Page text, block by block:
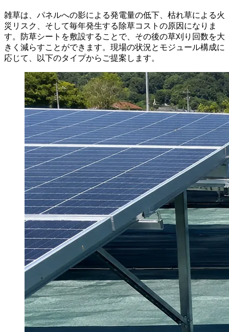
雑草は、パネルへの影による発電量の低下、枯れ草による火
災リスク、そして毎年発生する除草コストの原因になりま
す。防草シートを敷設することで、その後の草刈り回数を大
きく減らすことができます。現場の状況とモジュール構成に
応じて、以下のタイプからご提案します。